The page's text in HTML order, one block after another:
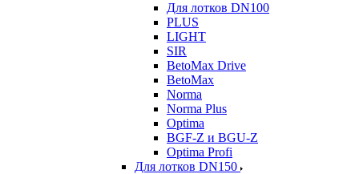
Для лотков DN100
PLUS
LIGHT
SIR
BetoMax Drive
BetoMax
Norma
Norma Plus
Optima
BGF-Z и BGU-Z
Optima Profi
Для лотков DN150